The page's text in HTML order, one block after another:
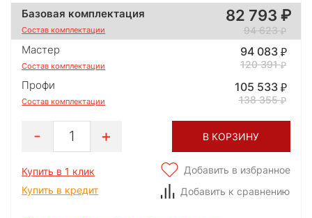
Базовая комплектация
Состав комплектации
82 793
94 623
Мастер
Состав комплектации
94 083
120 391
Профи
Состав комплектации
105 533
138 355
1 В КОРЗИНУ
Купить в 1 клик
Купить в кредит
Добавить в избранное
Добавить к сравнению